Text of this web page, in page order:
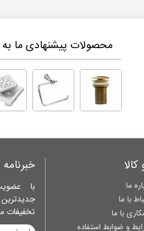
محصولات پیشنهادی ما
ما
با ما
با ما
و ضوابط استفاده
خبرنامه
با
تخفیفات